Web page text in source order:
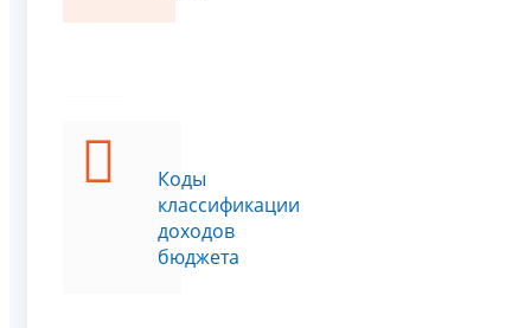
Коды
классификации
доходов
бюджета